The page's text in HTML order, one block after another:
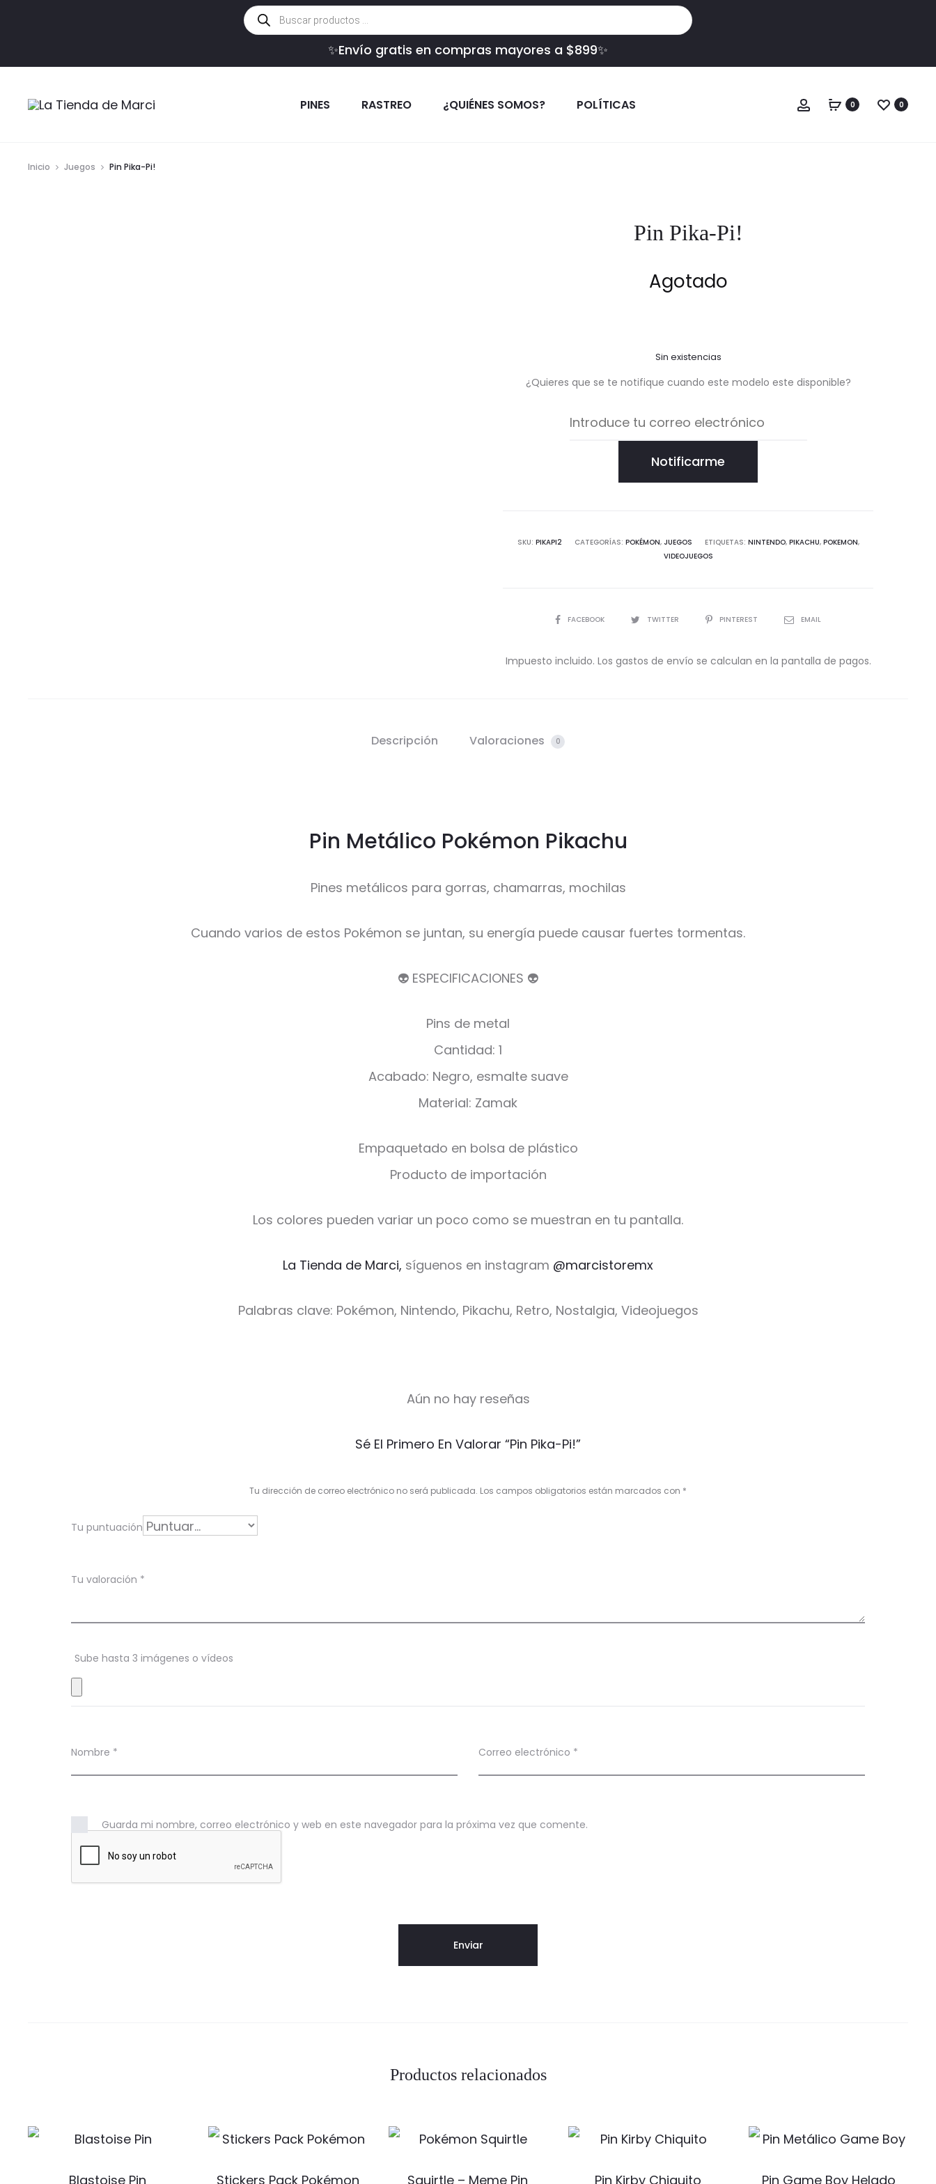
Búsqueda
de
productos
✨Envío gratis en compras mayores a $899✨
PINES RASTREO ¿QUIÉNES SOMOS? POLÍTICAS Cuenta
0 0
Inicio Juegos Pin Pika-Pi!
Pin Pika-Pi!
Agotado
Sin existencias
¿Quieres que se te notifique cuando este modelo este disponible?
Notificarme
SKU: PIKAPI2 CATEGORÍAS: POKÉMON, JUEGOS ETIQUETAS: NINTENDO, PIKACHU, POKEMON,
VIDEOJUEGOS
COMPARTIR
FACEBOOK TWITTER PINTEREST EMAIL
Impuesto incluido. Los gastos de envío se calculan en la pantalla de pagos.
Descripción Valoraciones 0
Pin Metálico Pokémon Pikachu
Pines metálicos para gorras, chamarras, mochilas
Cuando varios de estos Pokémon se juntan, su energía puede causar fuertes tormentas.
👽 ESPECIFICACIONES 👽
Pins de metal
Cantidad: 1
Acabado: Negro, esmalte suave
Material: Zamak
Empaquetado en bolsa de plástico
Producto de importación
Los colores pueden variar un poco como se muestran en tu pantalla.
La Tienda de Marci, síguenos en instagram @marcistoremx
Palabras clave: Pokémon, Nintendo, Pikachu, Retro, Nostalgia, Videojuegos
r
c
n
e
Aún no hay reseñas
Sé El Primero En Valorar “Pin Pika-Pi!”
Tu dirección de correo electrónico no será publicada. Los campos obligatorios están marcados con *
Tu puntuación
Tu valoración *
Sube hasta 3 imágenes o vídeos
Nombre * Correo electrónico *
Guarda mi nombre, correo electrónico y web en este navegador para la próxima vez que comente.
Productos relacionados
Blastoise Pin Stickers Pack Pokémon Squirtle – Meme Pin Pin Kirby Chiquito Pin Game Boy Helado